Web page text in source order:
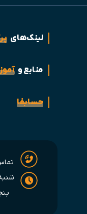
لینک‌های
منابع و
حسابفا
شنبه